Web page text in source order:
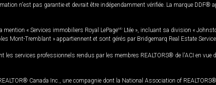
n'est pas garantie et devrait être indépendamment vérifiée. La marque DDF®
« Services immobiliers Royal LePageMD Ltée », incluant sa division «
Mont-Tremblant » appartiennent et sont gérés par Bridgemarq Real Estate
services professionnels rendus par les membres REALTORS® de l'ACI en vue
Canada Inc., une compagnie dont la National Association of